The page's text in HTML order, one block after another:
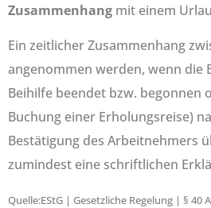
Zusammenhang mit einem
Ein zeitlicher Zusammenhang
angenommen werden, wenn die
Beihilfe beendet bzw. begonnen
Buchung einer Erholungsreise)
Bestätigung des Arbeitnehmers
zumindest eine schriftlichen
Quelle:EStG | Gesetzliche Regelung | § 40